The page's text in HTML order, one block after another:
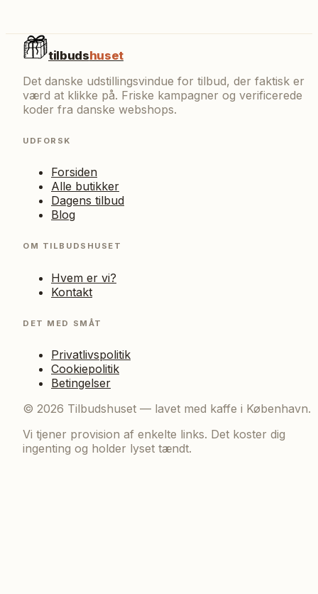
tilbudshuset
Det danske udstillingsvindue for tilbud, der faktisk er
værd at klikke på. Friske kampagner og verificerede
koder fra danske webshops.
UDFORSK
Forsiden
Alle butikker
Dagens tilbud
Blog
OM TILBUDSHUSET
Hvem er vi?
Kontakt
DET MED SMÅT
Privatlivspolitik
Cookiepolitik
Betingelser
© 2026 Tilbudshuset — lavet med kaffe i København.
Vi tjener provision af enkelte links. Det koster dig
ingenting og holder lyset tændt.